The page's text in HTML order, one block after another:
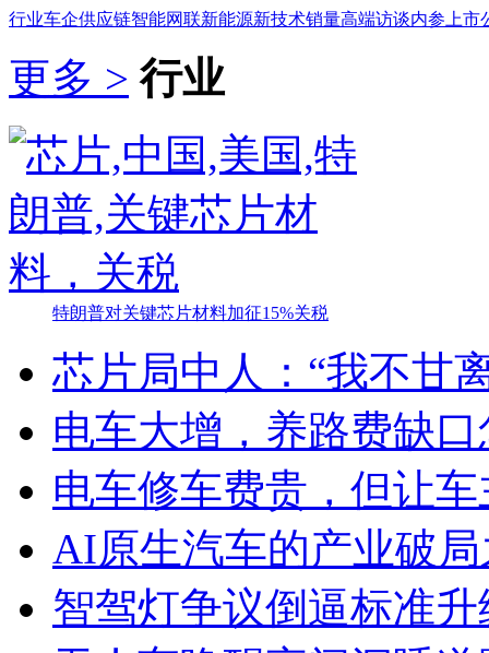
行业车企供应链智能网联新能源新技术销量高端访谈内参 上市
更多 > 行业
特朗普对关键芯片材料加征15%关税
芯片局中人：“我不甘
电车大增，养路费缺
电车修车费贵，但让
AI原生汽车的产业破
智驾灯争议倒逼标准升